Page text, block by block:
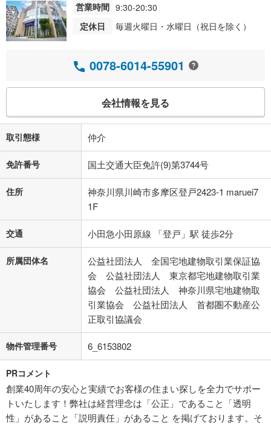
営業時間 9:30-20:30
定休日
毎週火曜日・水曜日（祝日を除く）
0078-6014-55901
会社情報を見る
取引態様 仲介
免許番号 国土交通大臣免許(9)第3744号
住所
神奈川県川崎市多摩区登戸2423-1 maruei7
1F
交通 小田急小田原線 「登戸」駅 徒歩2分
所属団体名
公益社団法人 全国宅地建物取引業保証協
会 公益社団法人 東京都宅地建物取引業
協会 公益社団法人 神奈川県宅地建物取
引業協会 公益社団法人 首都圏不動産公
正取引協議会
物件管理番号 6_6153802
PRコメント
創業40周年の安心と実績でお客様の住まい探しを全力でサポー
トいたします！弊社は経営理念は「公正」であること「透明
性」があること「説明責任」があること を掲げております。そ